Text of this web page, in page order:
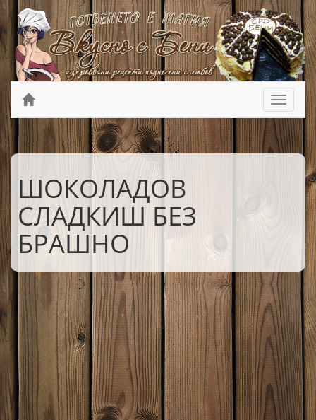
ШОКОЛАДОВ
СЛАДКИШ БЕЗ
БРАШНО